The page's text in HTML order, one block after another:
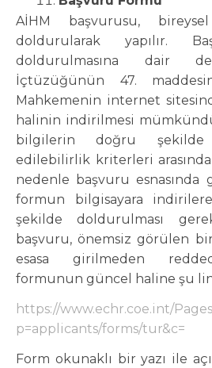
AİHM başvurusu,
doldurularak yapılır.
doldurulmasına dair
İçtüzüğünün 47.
Mahkemenin internet
halinin indirilmesi
bilgilerin doğru şekilde
edilebilirlik kriterleri
nedenle başvuru esnasında
formun bilgisayara
şekilde doldurulması
başvuru, önemsiz görülen
esasa girilmeden
formunun güncel haline şu
https://www.echr.coe.int/
p=applicants/forms/tur&c=
Form okunaklı bir yazı ile